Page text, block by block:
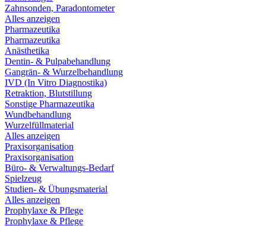
Zahnsonden, Paradontometer
Alles anzeigen
Pharmazeutika
Pharmazeutika
Anästhetika
Dentin- & Pulpabehandlung
Gangrän- & Wurzelbehandlung
IVD (In Vitro Diagnostika)
Retraktion, Blutstillung
Sonstige Pharmazeutika
Wundbehandlung
Wurzelfüllmaterial
Alles anzeigen
Praxisorganisation
Praxisorganisation
Büro- & Verwaltungs-Bedarf
Spielzeug
Studien- & Übungsmaterial
Alles anzeigen
Prophylaxe & Pflege
Prophylaxe & Pflege